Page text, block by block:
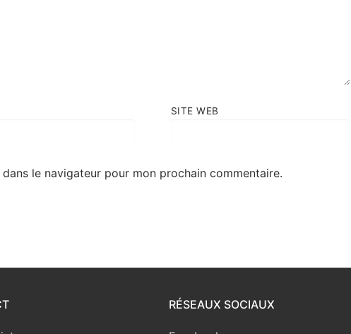
SITE WEB
le navigateur pour mon prochain commentaire.
RÉSEAUX SOCIAUX